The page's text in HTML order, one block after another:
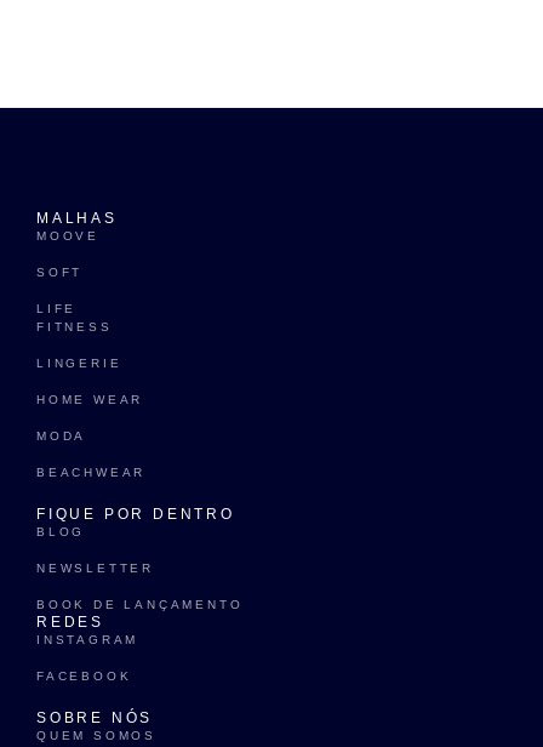
MALHAS
MOOVE
SOFT
LIFE
FITNESS
LINGERIE
HOME WEAR
MODA
BEACHWEAR
FIQUE POR DENTRO
BLOG
NEWSLETTER
BOOK DE LANÇAMENTO
REDES
INSTAGRAM
FACEBOOK
SOBRE NÓS
QUEM SOMOS